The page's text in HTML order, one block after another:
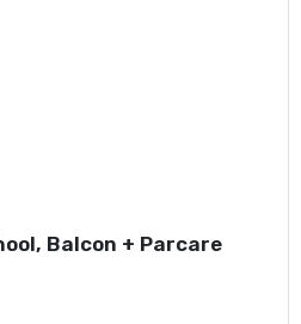
Balcon + Parcare